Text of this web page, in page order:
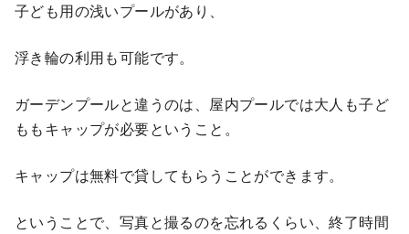
子ども用の浅いプールがあり、
浮き輪の利用も可能です。
ガーデンプールと違うのは、屋内プールでは大人も子ど
ももキャップが必要ということ。
キャップは無料で貸してもらうことができます。
ということで、写真と撮るのを忘れるくらい、終了時間